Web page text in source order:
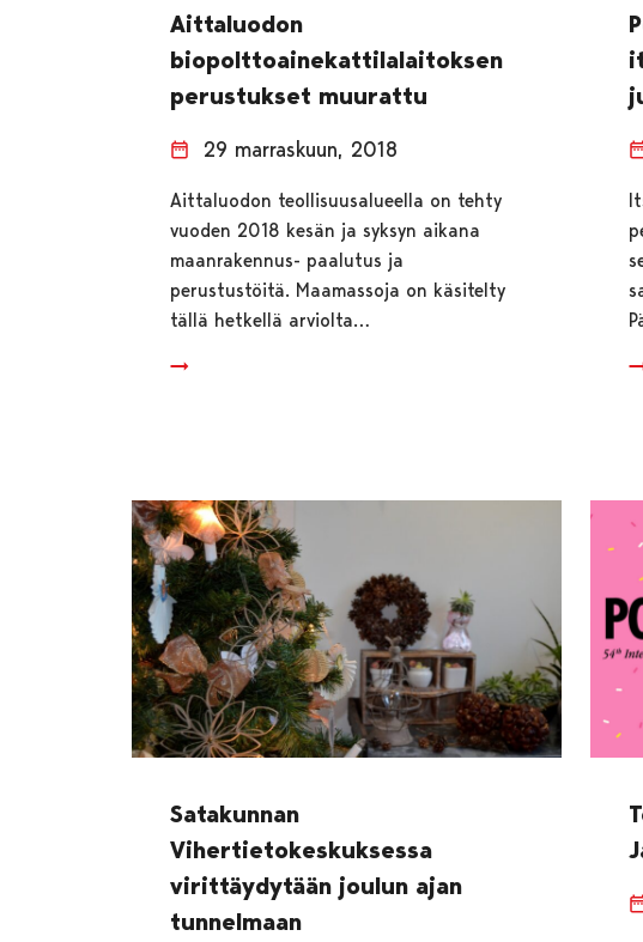
Aittaluodon
biopolttoainekattilalaitoksen
perustukset muurattu
29 marraskuun, 2018
Aittaluodon teollisuusalueella on tehty
vuoden 2018 kesän ja syksyn aikana
maanrakennus- paalutus ja
perustustöitä. Maamassoja on käsitelty
tällä hetkellä arviolta…
Satakunnan
Vihertietokeskuksessa
virittäydytään joulun ajan
tunnelmaan